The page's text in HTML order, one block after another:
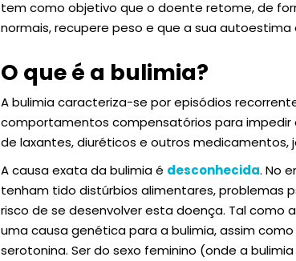
tem como objetivo que o doente retome, de
normais, recupere peso e que a sua autoestima
O que é a bulimia?
A bulimia caracteriza-se por episódios
comportamentos compensatórios para
de laxantes, diuréticos e outros medicamentos,
A causa exata da bulimia é desconhecida. No
tenham tido distúrbios alimentares, problemas
risco de se desenvolver esta doença. Tal como
uma causa genética para a bulimia, assim
serotonina. Ser do sexo feminino (onde a